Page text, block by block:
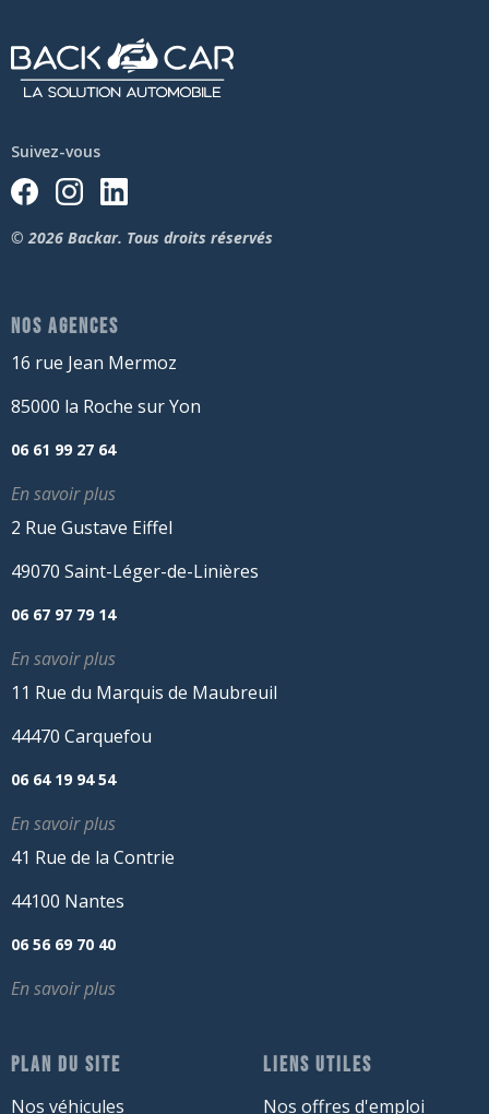
Suivez-vous
© 2026 Backar. Tous droits réservés
NOS AGENCES
16 rue Jean Mermoz
85000 la Roche sur Yon
06 61 99 27 64
En savoir plus
2 Rue Gustave Eiffel
49070 Saint-Léger-de-Linières
06 67 97 79 14
En savoir plus
11 Rue du Marquis de Maubreuil
44470 Carquefou
06 64 19 94 54
En savoir plus
41 Rue de la Contrie
44100 Nantes
06 56 69 70 40
En savoir plus
PLAN DU SITE
Nos véhicules
LIENS UTILES
Nos offres d'emploi